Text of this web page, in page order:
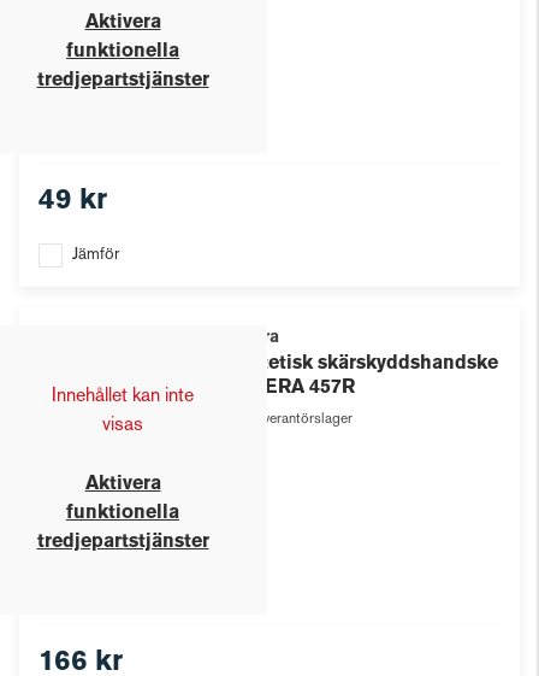
Aktivera
funktionella
tredjepartstjänster
49 kr
Jämför
Innehållet kan inte
visas
Aktivera
funktionella
tredjepartstjänster
Tegera
Syntetisk skärskyddshandske
TEGERA 457R
Leverantörslager
166 kr